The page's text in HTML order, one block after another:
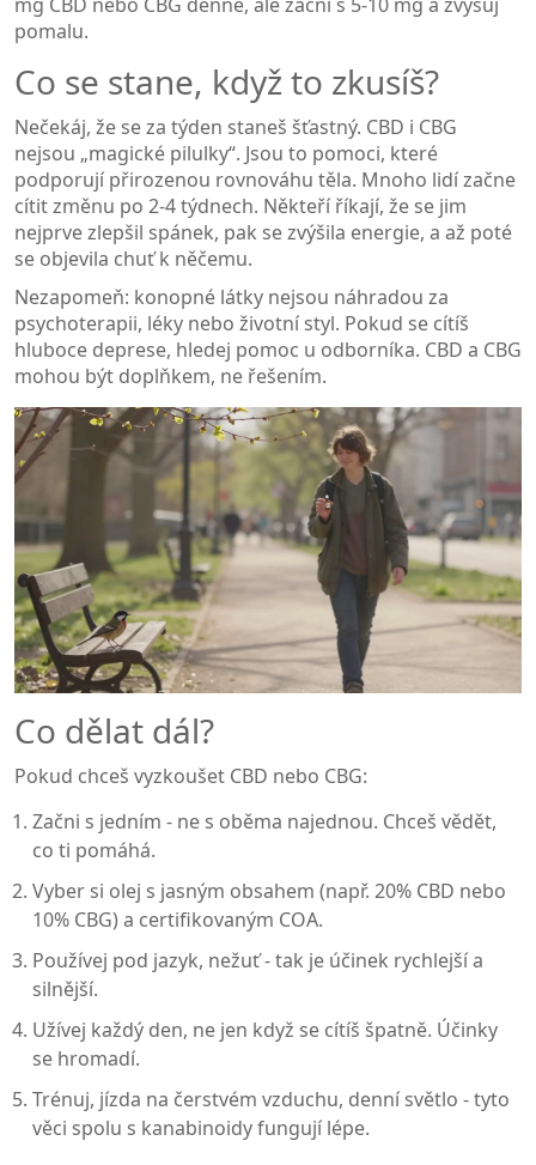
pomalu.
Co se stane, když to zkusíš?
Nečekáj, že se za týden staneš šťastný. CBD i CBG
nejsou „magické pilulky“. Jsou to pomoci, které
podporují přirozenou rovnováhu těla. Mnoho lidí začne
cítit změnu po 2-4 týdnech. Někteří říkají, že se jim
nejprve zlepšil spánek, pak se zvýšila energie, a až poté
se objevila chuť k něčemu.
Nezapomeň: konopné látky nejsou náhradou za
psychoterapii, léky nebo životní styl. Pokud se cítíš
hluboce deprese, hledej pomoc u odborníka. CBD a CBG
mohou být doplňkem, ne řešením.
Co dělat dál?
Pokud chceš vyzkoušet CBD nebo CBG:
Začni s jedním - ne s oběma najednou. Chceš vědět,
co ti pomáhá.
Vyber si olej s jasným obsahem (např. 20% CBD nebo
10% CBG) a certifikovaným COA.
Používej pod jazyk, nežuť - tak je účinek rychlejší a
silnější.
Užívej každý den, ne jen když se cítíš špatně. Účinky
se hromadí.
Trénuj, jízda na čerstvém vzduchu, denní světlo - tyto
věci spolu s kanabinoidy fungují lépe.